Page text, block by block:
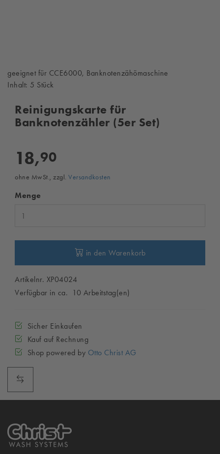
geeignet für CCE6000, Banknotenzähömaschine
Inhalt: 5 Stück
Reinigungskarte für
Banknotenzähler (5er Set)
18,90
ohne MwSt., zzgl. Versandkosten
Menge
in den Warenkorb
Artikelnr. XP04024
Verfügbar in ca. 10 Arbeitstag(en)
Sicher Einkaufen
Kauf auf Rechnung
Shop powered by Otto Christ AG